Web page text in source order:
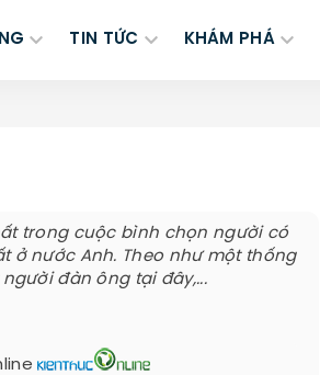
TIN TỨC KHÁM PHÁ
trong cuộc bình chọn người có
ở nước Anh. Theo như một thống
đàn ông tại đây,...